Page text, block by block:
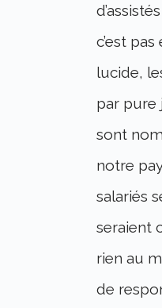
c’est
lucide,
par pure
sont
notre
salariés
seraient
rien au
de